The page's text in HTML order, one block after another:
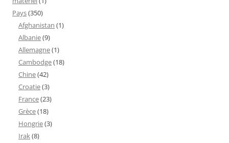
Pays(350)
Afghanistan (1)
Albanie(9)
Allemagne(1)
Cambodge(18)
Chine(42)
Croatie(3)
France(23)
Grèce(18)
Hongrie(3)
Irak(8)